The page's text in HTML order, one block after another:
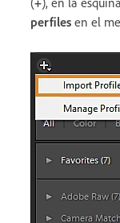
perfiles en el